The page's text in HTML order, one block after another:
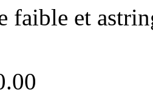
faible et